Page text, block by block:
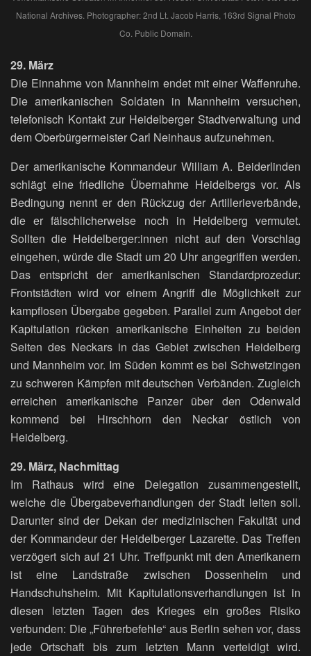
National Archives. Photographer: 2nd Lt. Jacob Harris, 163rd Signal Photo
Co. Public Domain.
29. März
Die Einnahme von Mannheim endet mit einer Waffenruhe.
Die amerikanischen Soldaten in Mannheim versuchen,
telefonisch Kontakt zur Heidelberger Stadtverwaltung und
dem Oberbürgermeister Carl Neinhaus aufzunehmen.
Der amerikanische Kommandeur William A. Beiderlinden
schlägt eine friedliche Übernahme Heidelbergs vor. Als
Bedingung nennt er den Rückzug der Artillerieverbände,
die er fälschlicherweise noch in Heidelberg vermutet.
Sollten die Heidelberger:innen nicht auf den Vorschlag
eingehen, würde die Stadt um 20 Uhr angegriffen werden.
Das entspricht der amerikanischen Standardprozedur:
Frontstädten wird vor einem Angriff die Möglichkeit zur
kampflosen Übergabe gegeben. Parallel zum Angebot der
Kapitulation rücken amerikanische Einheiten zu beiden
Seiten des Neckars in das Gebiet zwischen Heidelberg
und Mannheim vor. Im Süden kommt es bei Schwetzingen
zu schweren Kämpfen mit deutschen Verbänden. Zugleich
erreichen amerikanische Panzer über den Odenwald
kommend bei Hirschhorn den Neckar östlich von
Heidelberg.
29. März, Nachmittag
Im Rathaus wird eine Delegation zusammengestellt,
welche die Übergabeverhandlungen der Stadt leiten soll.
Darunter sind der Dekan der medizinischen Fakultät und
der Kommandeur der Heidelberger Lazarette. Das Treffen
verzögert sich auf 21 Uhr. Treffpunkt mit den Amerikanern
ist eine Landstraße zwischen Dossenheim und
Handschuhsheim. Mit Kapitulationsverhandlungen ist in
diesen letzten Tagen des Krieges ein großes Risiko
verbunden: Die „Führerbefehle“ aus Berlin sehen vor, dass
jede Ortschaft bis zum letzten Mann verteidigt wird.